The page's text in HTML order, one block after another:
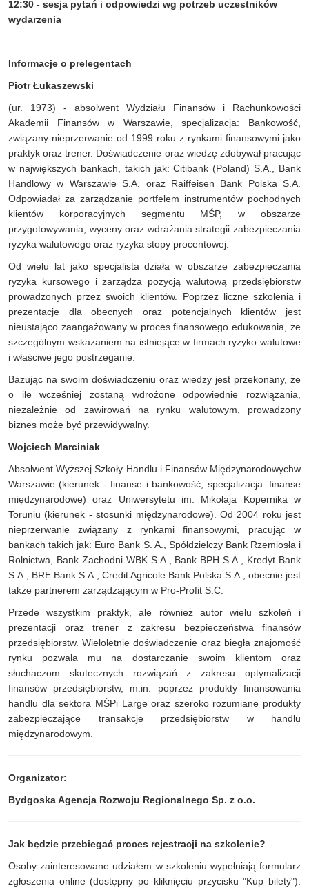
12:30 - sesja pytań i odpowiedzi wg potrzeb uczestników
wydarzenia
Informacje o prelegentach
Piotr Łukaszewski
(ur. 1973) - absolwent Wydziału Finansów i Rachunkowości
Akademii Finansów w Warszawie, specjalizacja: Bankowość,
związany nieprzerwanie od 1999 roku z rynkami finansowymi jako
praktyk oraz trener. Doświadczenie oraz wiedzę zdobywał pracując
w największych bankach, takich jak: Citibank (Poland) S.A., Bank
Handlowy w Warszawie S.A. oraz Raiffeisen Bank Polska S.A.
Odpowiadał za zarządzanie portfelem instrumentów pochodnych
klientów korporacyjnych segmentu MŚP, w obszarze
przygotowywania, wyceny oraz wdrażania strategii zabezpieczania
ryzyka walutowego oraz ryzyka stopy procentowej.
Od wielu lat jako specjalista działa w obszarze zabezpieczania
ryzyka kursowego i zarządza pozycją walutową przedsiębiorstw
prowadzonych przez swoich klientów. Poprzez liczne szkolenia i
prezentacje dla obecnych oraz potencjalnych klientów jest
nieustająco zaangażowany w proces finansowego edukowania, ze
szczególnym wskazaniem na istniejące w firmach ryzyko walutowe
i właściwe jego postrzeganie.
Bazując na swoim doświadczeniu oraz wiedzy jest przekonany, że
o ile wcześniej zostaną wdrożone odpowiednie rozwiązania,
niezależnie od zawirowań na rynku walutowym, prowadzony
biznes może być przewidywalny.
Wojciech Marciniak
Absolwent Wyższej Szkoły Handlu i Finansów Międzynarodowychw
Warszawie (kierunek - finanse i bankowość, specjalizacja: finanse
międzynarodowe) oraz Uniwersytetu im. Mikołaja Kopernika w
Toruniu (kierunek - stosunki międzynarodowe). Od 2004 roku jest
nieprzerwanie związany z rynkami finansowymi, pracując w
bankach takich jak: Euro Bank S. A., Spółdzielczy Bank Rzemiosła i
Rolnictwa, Bank Zachodni WBK S.A., Bank BPH S.A., Kredyt Bank
S.A., BRE Bank S.A., Credit Agricole Bank Polska S.A., obecnie jest
także partnerem zarządzającym w Pro-Profit S.C.
Przede wszystkim praktyk, ale również autor wielu szkoleń i
prezentacji oraz trener z zakresu bezpieczeństwa finansów
przedsiębiorstw. Wieloletnie doświadczenie oraz biegła znajomość
rynku pozwala mu na dostarczanie swoim klientom oraz
słuchaczom skutecznych rozwiązań z zakresu optymalizacji
finansów przedsiębiorstw, m.in. poprzez produkty finansowania
handlu dla sektora MŚPi Large oraz szeroko rozumiane produkty
zabezpieczające transakcje przedsiębiorstw w handlu
międzynarodowym.
Organizator:
Bydgoska Agencja Rozwoju Regionalnego Sp. z o.o.
Jak będzie przebiegać proces rejestracji na szkolenie?
Osoby zainteresowane udziałem w szkoleniu wypełniają formularz
zgłoszenia online (dostępny po kliknięciu przycisku "Kup bilety").